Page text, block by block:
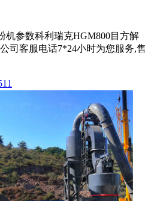
机参数科利瑞克HGM800目方解
司客服电话7*24小时为您服务,售